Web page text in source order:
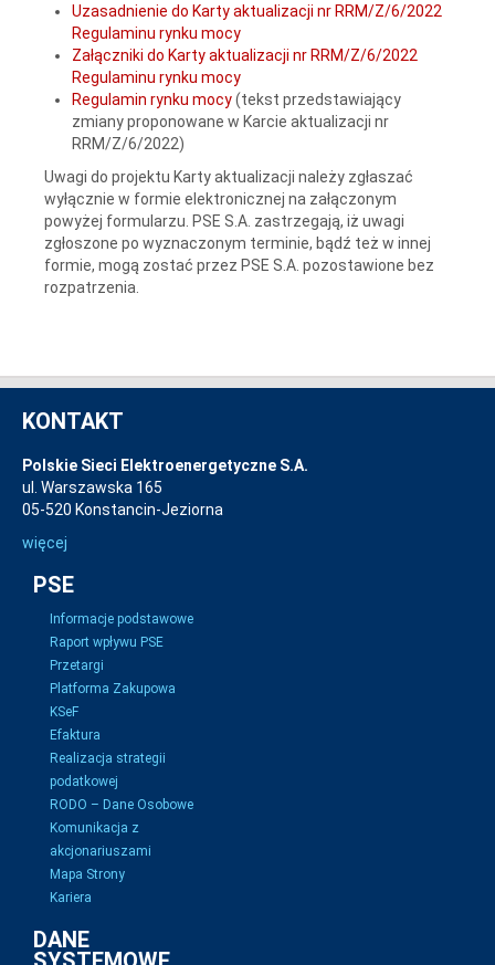
Uzasadnienie do Karty aktualizacji nr RRM/Z/6/2022
Regulaminu rynku mocy
Załączniki do Karty aktualizacji nr RRM/Z/6/2022
Regulaminu rynku mocy
Regulamin rynku mocy(tekst przedstawiający
zmiany proponowane w Karcie aktualizacji nr
RRM/Z/6/2022)
Uwagi do projektu Karty aktualizacji należy zgłaszać
wyłącznie w formie elektronicznej na załączonym
powyżej formularzu. PSE S.A. zastrzegają, iż uwagi
zgłoszone po wyznaczonym terminie, bądź też w innej
formie, mogą zostać przez PSE S.A. pozostawione bez
rozpatrzenia.
KONTAKT
Polskie Sieci Elektroenergetyczne S.A.
ul. Warszawska 165
05-520 Konstancin-Jeziorna
więcej
PSE
Informacje podstawowe
Raport wpływu PSE
Przetargi
Platforma Zakupowa
KSeF
Efaktura
Realizacja strategii
podatkowej
RODO – Dane Osobowe
Komunikacja z
akcjonariuszami
Mapa Strony
Kariera
DANE